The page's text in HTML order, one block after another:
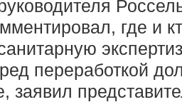
где и
переработкой
заявил